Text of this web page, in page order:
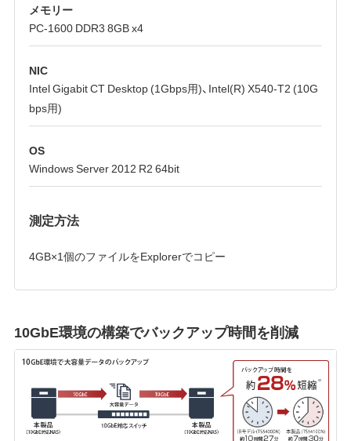
メモリー
PC-1600 DDR3 8GB x4
NIC
Intel Gigabit CT Desktop (1Gbps用)、Intel(R) X540-T2 (10G
bps用)
OS
Windows Server 2012 R2 64bit
測定方法
4GB×1個のファイルをExplorerでコピー
10GbE環境の構築でバックアップ時間を削減